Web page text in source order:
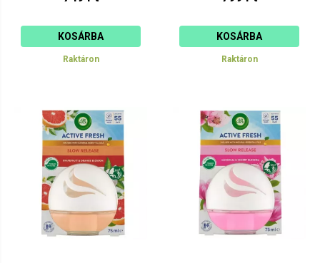
KOSÁRBA
Raktáron
KOSÁRBA
Raktáron